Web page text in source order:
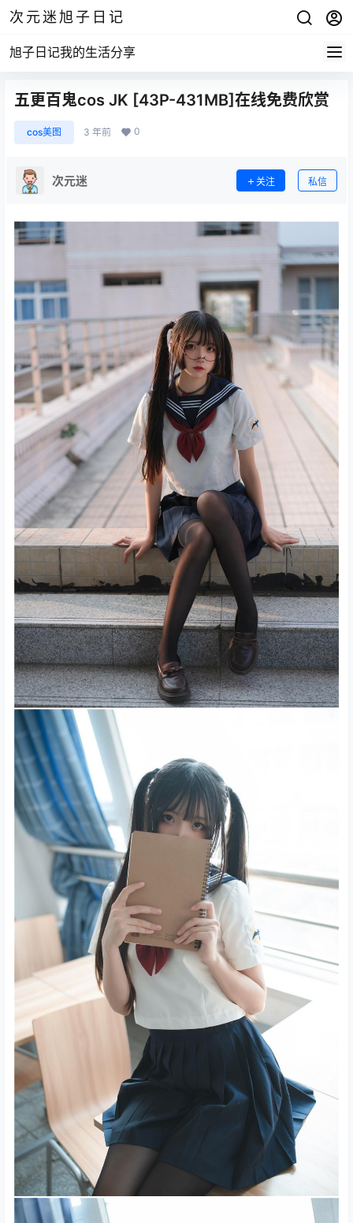
次元迷旭子日记
旭子日记我的生活分享
五更百鬼cos JK [43P-431MB]在线免费欣赏
cos美图 3 年前 0
次元迷 关注 私信